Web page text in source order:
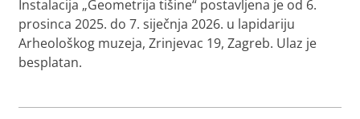
Instalacija „Geometrija tišine“ postavljena je od 6.
prosinca 2025. do 7. siječnja 2026. u lapidariju
Arheološkog muzeja, Zrinjevac 19, Zagreb. Ulaz je
besplatan.